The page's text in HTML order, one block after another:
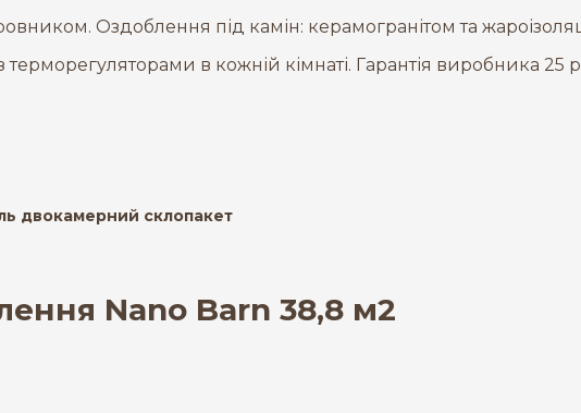
Оздоблення під камін: керамогранітом та
в кожній кімнаті. Гарантія виробника 25
двокамерний склопакет
Nano Barn 38,8 м2